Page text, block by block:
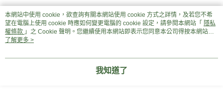
熱門標籤
本網站中使用 cookie，欲查詢有關本網站使用 cookie 方式之詳情，及若您不希
望在電腦上使用 cookie 時應如何變更電腦的 cookie 設定，請參閱本網站「 隱私
權條款 」之 Cookie 聲明。您繼續使用本網站即表示您同意本公司得按本網站使
用條款之 Cookie 聲明使用 cookie。
了解更多 >
我知道了